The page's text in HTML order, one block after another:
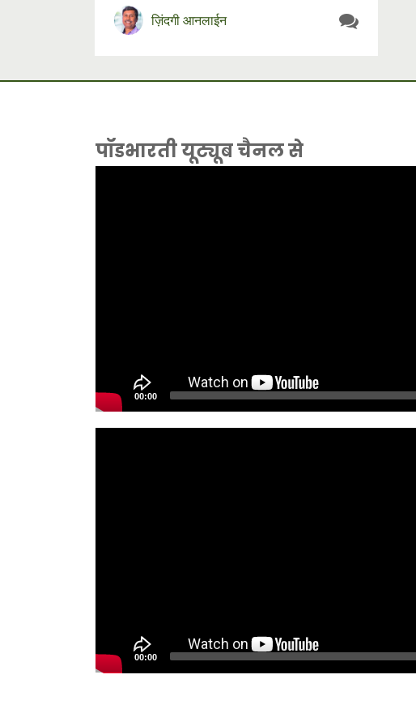
ज़िंदगी आनलाईन
पॉडभारती यूट्यूब चैनल से
00:00
00:00